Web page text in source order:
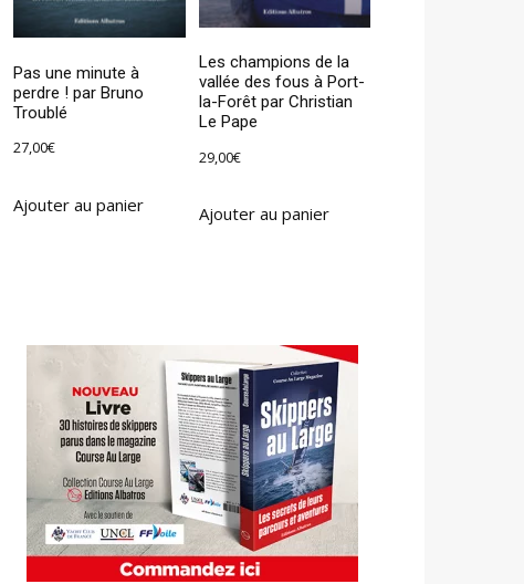
Pas une minute à
perdre ! par Bruno
Troublé
27,00€
Ajouter au panier
Les champions de la
vallée des fous à Port-
la-Forêt par Christian
Le Pape
29,00€
Ajouter au panier